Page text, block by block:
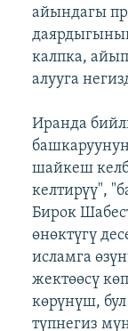
айындагы
калпка,
алууга
Иранда
шайкеш
келтирүү",
Бирок
өнөктүгү
исламга
жектөөсү
көрүнүш,
түпнегиз